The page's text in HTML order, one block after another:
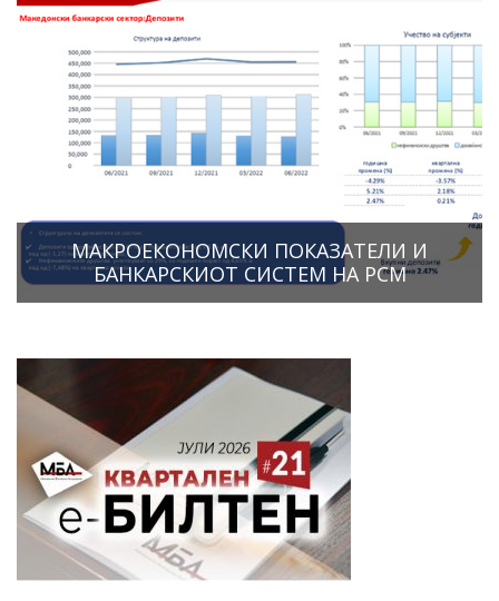
МАКРОЕКОНОМСКИ ПОКАЗАТЕЛИ И
БАНКАРСКИОТ СИСТЕМ НА РСМ